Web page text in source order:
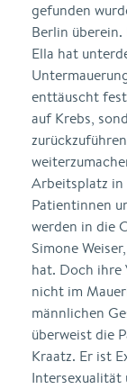
gefunden
Berlin
Ella hat
enttäuscht
auf Krebs,
Arbeitsplatz in
Patientinnen
werden in die
Simone
hat. Doch ihre
nicht im
männlichen
überweist die
Kraatz. Er ist
Intersexualität